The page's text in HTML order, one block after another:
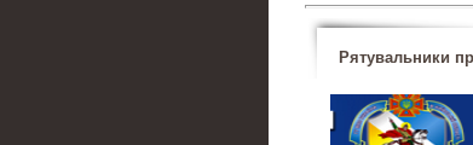
Рятувальники